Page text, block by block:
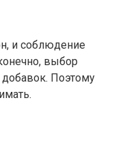
и соблюдение
выбор
добавок. Поэтому